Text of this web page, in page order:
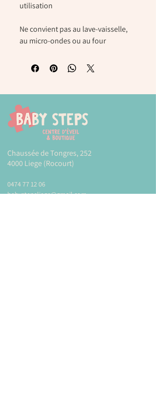
utilisation
Ne convient pas au lave-vaisselle,
au micro-ondes ou au four
Chaussée de Tongres, 252
4000 Liege (Rocourt)
0474 77 12 06
babystepsliege@gmail.com